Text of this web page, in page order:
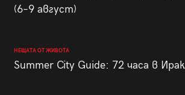
(6–9 август)
НЕЩАТА ОТ ЖИВОТА
Summer City Guide: 72 часа в